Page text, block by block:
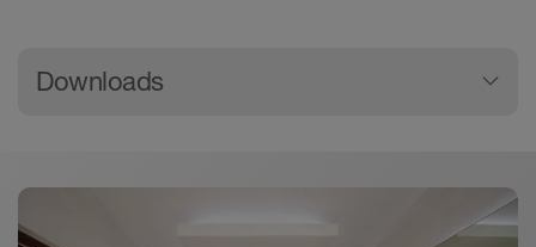
Allgemeine
Downloads
Download
Schlüter-Edelstahlprofile - SHI-Produktpass